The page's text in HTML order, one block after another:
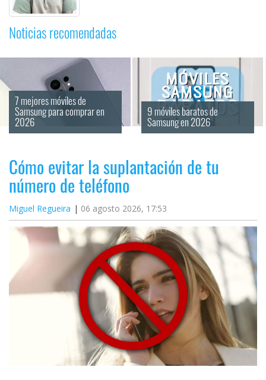
Noticias recomendadas
7 mejores móviles de
Samsung para comprar en
2026
9 móviles baratos de
Samsung en 2026
Cómo evitar la suplantación de tu
número de teléfono
Miguel Regueira 06 agosto 2026, 17:53